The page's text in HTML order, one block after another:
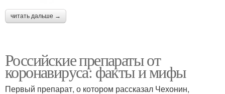
читать дальше →
Российские препараты от
коронавируса: факты и мифы
Первый препарат, о котором рассказал Чехонин,